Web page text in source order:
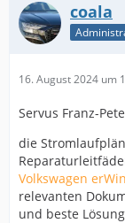
coala
16. August 2024 um
Servus Franz-
die
Volkswagen erWin
relevanten
und beste